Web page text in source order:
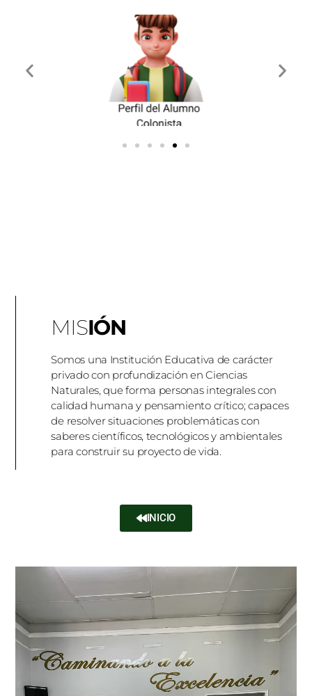
MISIÓN
Somos una Institución Educativa de carácter
privado con profundización en Ciencias
Naturales, que forma personas integrales con
calidad humana y pensamiento crítico; capaces
de resolver situaciones problemáticas con
saberes científicos, tecnológicos y ambientales
para construir su proyecto de vida.
INICIO